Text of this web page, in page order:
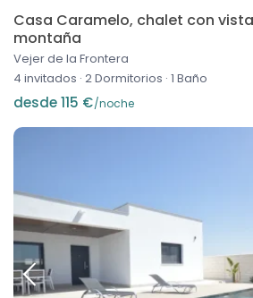
Casa Caramelo, chalet con
montaña
Vejer de la Frontera
4 invitados · 2 Dormitorios · 1 Baño
desde 115 €/noche